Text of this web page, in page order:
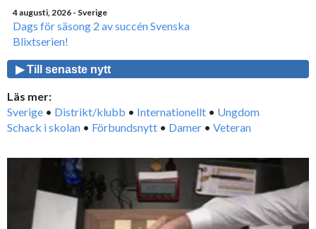
4 augusti, 2026 - Sverige
Dags för säsong 2 av succén Svenska
Blixtserien!
▶ Till senaste nytt
Läs mer:
Sverige • Distrikt/klubb • Internationellt • Ungdom
Schack i skolan • Förbundsnytt • Damer • Veteran